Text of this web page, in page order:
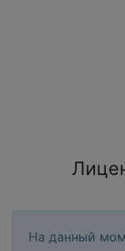
На данный